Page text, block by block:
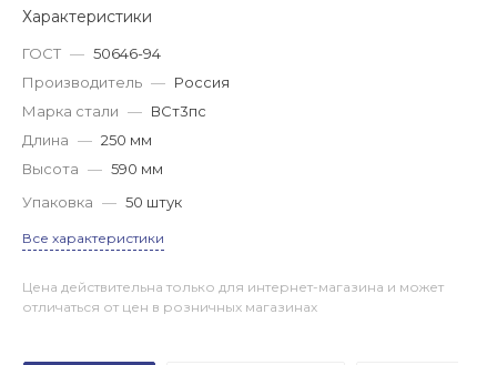
Характеристики
ГОСТ — 50646-94
Производитель — Россия
Марка стали — ВСт3пс
Длина — 250 мм
Высота — 590 мм
Упаковка — 50 штук
Все характеристики
Цена действительна только для интернет-магазина и может
отличаться от цен в розничных магазинах